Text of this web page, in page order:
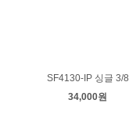
SF4130-IP 싱글 3/8
34,000원